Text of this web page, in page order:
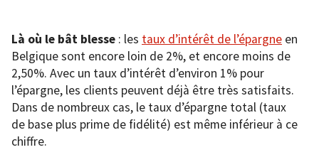
Là où le bât blesse : les taux d’intérêt de l’épargne en
Belgique sont encore loin de 2%, et encore moins de
2,50%. Avec un taux d’intérêt d’environ 1% pour
l’épargne, les clients peuvent déjà être très satisfaits.
Dans de nombreux cas, le taux d’épargne total (taux
de base plus prime de fidélité) est même inférieur à ce
chiffre.